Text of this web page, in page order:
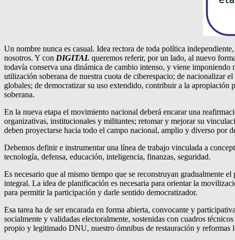
Un nombre nunca es casual. Idea rectora de toda política
nosotros. Y con DIGITAL queremos referir, por un lado, al nuevo
todavía conserva una dinámica de cambio intenso, y viene imponiendo
utilización soberana de nuestra cuota de ciberespacio; de nacionalizar
globales; de democratizar su uso extendido, contribuir a la
soberana.
En la nueva etapa el movimiento nacional deberá encarar una
organizativas, institucionales y militantes; retomar y mejorar su
deben proyectarse hacia todo el campo nacional, amplio y diverso por
Debemos definir e instrumentar una línea de trabajo vinculada a
tecnología, defensa, educación, inteligencia, finanzas, seguridad.
Es necesario que al mismo tiempo que se reconstruyan gradualmente
integral. La idea de planificación es necesaria para orientar la
para permitir la participación y darle sentido democratizador.
Esa tarea ha de ser encarada en forma abierta, convocante y
socialmente y validadas electoralmente, sostenidas con cuadros
propio y legitimado DNU, nuestro ómnibus de restauración y reformas